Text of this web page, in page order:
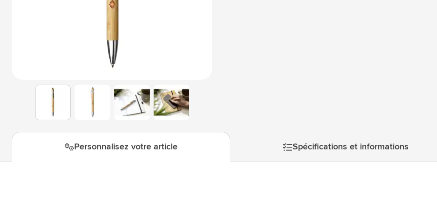
Afficher le sous-menu pour la catégorie Technologie & gadgets
Afficher le sous-menu pour la catégorie Écriture
Afficher le sous-menu pour la catégorie Bureau
Afficher le sous-menu pour la catégorie Outdoor & Loisirs
Outils & Déplacements
Afficher le sous-menu pour la catégorie Outils & Déplacements
View larger imageView larger imageView larger imageView larger image
Personnalisez votre article Spécifications et informations